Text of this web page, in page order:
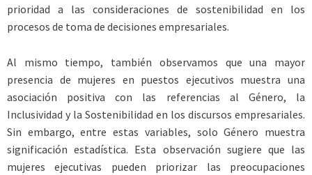
prioridad a las consideraciones de sostenibilidad en los
procesos de toma de decisiones empresariales.
Al mismo tiempo, también observamos que una mayor
presencia de mujeres en puestos ejecutivos muestra una
asociación positiva con las referencias al Género, la
Inclusividad y la Sostenibilidad en los discursos empresariales.
Sin embargo, entre estas variables, solo Género muestra
significación estadística. Esta observación sugiere que las
mujeres ejecutivas pueden priorizar las preocupaciones